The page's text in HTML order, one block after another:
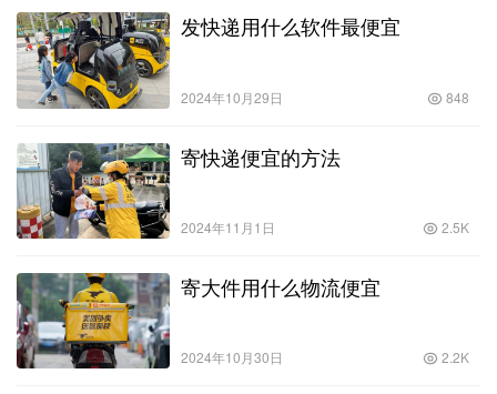
发快递用什么软件最便宜
2024年10月29日 848
寄快递便宜的方法
2024年11月1日 2.5K
寄大件用什么物流便宜
2024年10月30日 2.2K